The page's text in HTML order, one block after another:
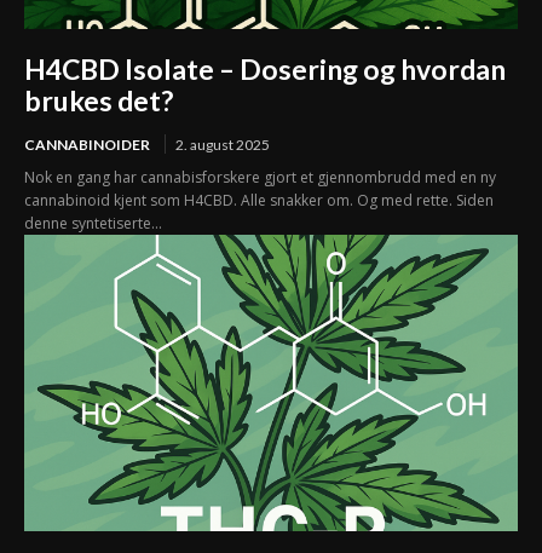
H4CBD Isolate – Dosering og hvordan
brukes det?
CANNABINOIDER 2. august 2025
Nok en gang har cannabisforskere gjort et gjennombrudd med en ny
cannabinoid kjent som H4CBD. Alle snakker om. Og med rette. Siden
denne syntetiserte...